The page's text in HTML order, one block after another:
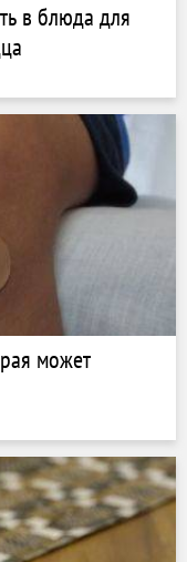
в блюда для
может